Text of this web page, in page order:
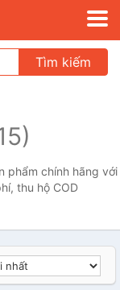
Tìm kiếm
phẩm chính hãng với
thu hộ COD